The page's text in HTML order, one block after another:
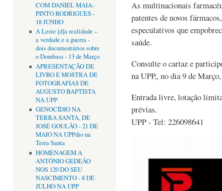
COM DANIEL MAIA-
PINTO RODRIGUES -
18 JUNHO
A Leste [d]a realidade –
a verdade e a guerra -
dois documentários sobre
o Dombass - 13 de Março
APRESENTAÇÃO DE
LIVRO E MOSTRA DE
FOTOGRAFIAS DE
AUGUSTO BAPTISTA
NA UPP
GENOCÍDIO NA
TERRA SANTA, DE
JOSÉ GOULÃO - 21 DE
MAIO NA UPPdio na
Terra Santa
HOMENAGEM A
ANTÓNIO GEDEÃO
NOS 120 DO SEU
NASCIMENTO - 8 DE
JULHO NA UPP
As multinacionais
patentes de novos
especulativos que
saúde.
Consulte o cartaz e
na UPP,, no dia 9 de
Entrada livre, lotação
prévias.
UPP - Tel: 226098641